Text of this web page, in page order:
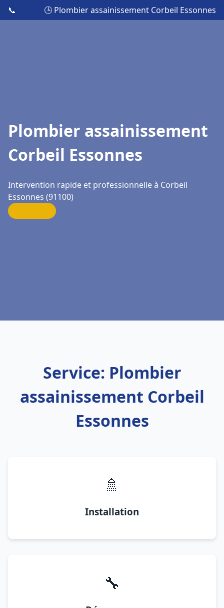
📞 🕒 Plombier assainissement Corbeil Essonnes
Plombier assainissement
Corbeil Essonnes
Intervention rapide et professionnelle à Corbeil
Essonnes (91100)
Service: Plombier
assainissement Corbeil
Essonnes
🚿
Installation
🔧